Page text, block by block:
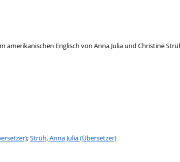
amerikanischen Englisch von Anna Julia und Christine
Person
;Strüh, Anna Julia (Übersetzer)